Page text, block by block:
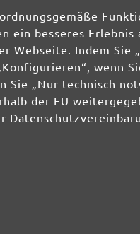
ein besseres Erlebnis
Indem Sie
wenn
„Nur technisch
der EU